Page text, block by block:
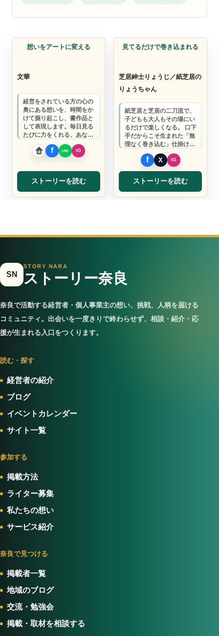
想いをアートに変える
文華
経営をされている方の心の
奥にある想いを、時間をか
けて掘り起こし、書作品と
して表現します。毎日見る
たびに力をくれる、あなた
だけの作品をお作りしま
ストーリーを読む
見てるだけで巻き込まれる
芝居紳士りょうじ／紙芝居の
りょうちゃん
紙芝居と芝居の二刀流で、
子どもも大人もその場にい
るだけで楽しくなる。 口下
手だからこそ生まれた「無
理なく巻き込む」仕掛け
で、 あなたのイベントの空
気を変えます…
ストーリーを読む
SN
STORY NARA
ストーリー奈良
奈良で活動する経営者・個人事業主の想い、挑戦、人柄を届ける
コミュニティ。出会いを一度きりで終わらせず、相談・紹介・応
援が生まれる入口をつくります。
読む・探す
経営者の紹介
ブログ
イベントカレンダー
サイト一覧
参加する
掲載方法
ライター募集
私たちの想い
サービス紹介
奈良で見つける
掲載者一覧
地域のブログ
交流・勉強会
掲載・取材を相談する